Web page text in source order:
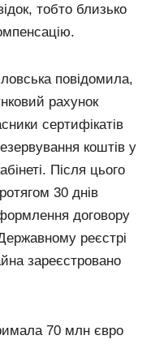
тобто близько
повідомила,
рахунок
сертифікатів
коштів у
Після цього
30 днів
договору
реєстрі
зареєстровано
70 млн євро